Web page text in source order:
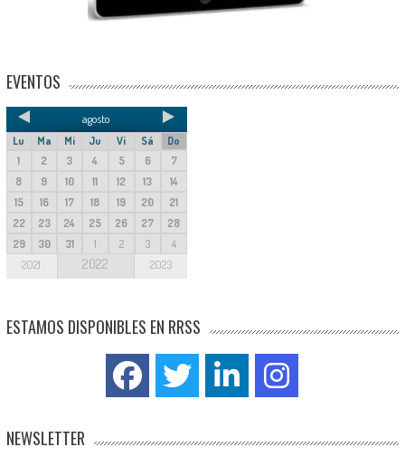
EVENTOS
agosto
Lu Ma Mi Ju Vi Sá
Do
1
2 3 4 5 6
7
8
9 10 11 12 13
14
15
16 17 18 19 20
21
22
23 24 25 26 27
28
29
30 31 1 2 3 4
2021 2022 2023
ESTAMOS DISPONIBLES EN RRSS
NEWSLETTER